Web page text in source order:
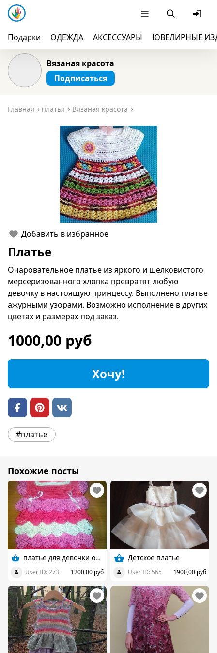
Подарки ОДЕЖДА АКСЕССУАРЫ ЮВЕЛИРНЫЕ
Вязаная красота
Подписаться
Главная платья Вязаная красота
Добавить в избранное
Платье
Очаровательное платье из яркого и шелковистого
мерсеризованного хлопка превратят любую
девочку в настоящую принцессу. Выполнено платье
ажурными узорами. Возможно исполнение в других
цветах и размерах под заказ.
1000,00 руб
Хочу!
#платье
Похожие посты
платье для девочки от 0 до 6
User ID: 273 1200,00 руб
Детское платье
User ID: 565 1900,00 руб